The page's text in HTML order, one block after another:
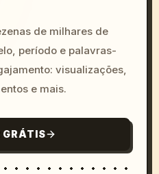
de milhares de
período e palavras-
visualizações,
e mais.
GRÁTIS